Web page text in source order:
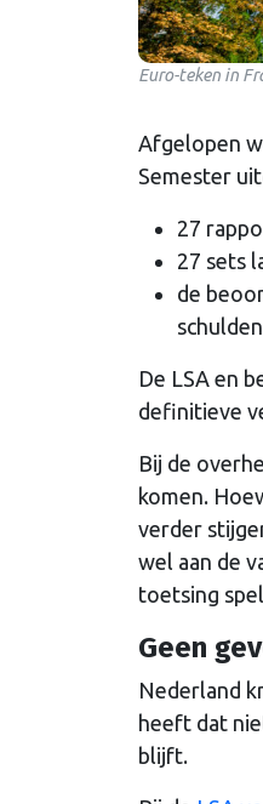
Euro-teken in
Afgelopen
Semester
27
27 sets
de
De LSA en
definitieve
Bij de
komen.
verder
wel aan de
toetsing
Geen
Nederland
heeft dat
blijft.